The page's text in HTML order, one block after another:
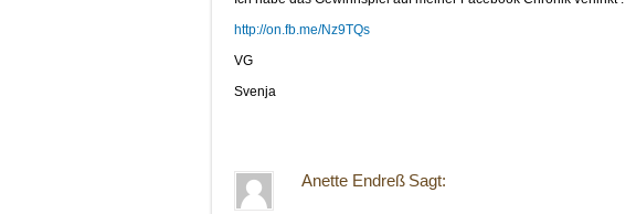
http://on.fb.me/Nz9TQs
VG
Svenja
Anette Endreß Sagt: